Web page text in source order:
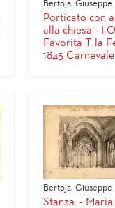
Bertoja, Giuseppe
Porticato con
alla chiesa - I
Favorita T. la
1845 Carnevale
Bertoja, Giuseppe
Stanza. - Maria